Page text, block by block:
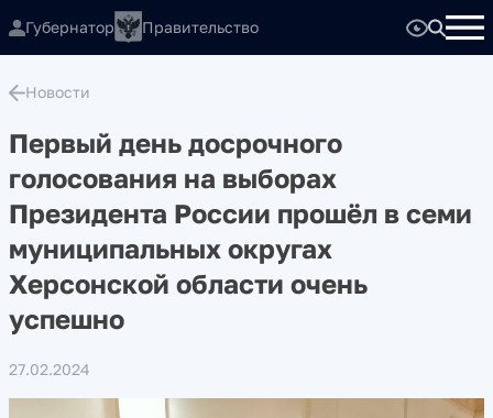
Губернатор Правительство
Новости
Первый день досрочного
голосования на выборах
Президента России прошёл в семи
муниципальных округах
Херсонской области очень
успешно
27.02.2024